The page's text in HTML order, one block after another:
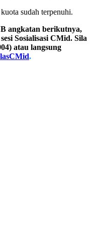
sudah terpenuhi.
angkatan berikutnya,
Sosialisasi CMid. Sila
atau langsung
.